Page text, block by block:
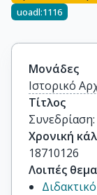
uoadl:1116
Μονάδες
Ιστορικό
Τίτλος
Χρονική
18710126
Λοιπές